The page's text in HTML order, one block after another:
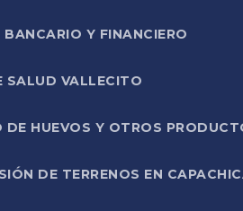
Y FINANCIERO
SALUD VALLECITO
HUEVOS Y OTROS
DE TERRENOS EN